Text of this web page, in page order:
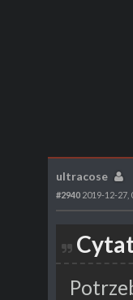
ultracose
#2940 2019-12-27,